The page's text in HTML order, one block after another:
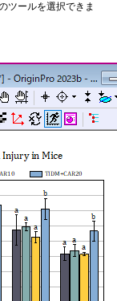
ツールを選択できま